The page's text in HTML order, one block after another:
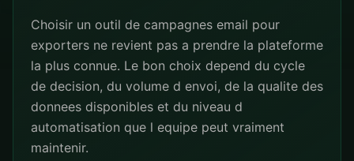
Choisir un outil de campagnes email pour
exporters ne revient pas a prendre la plateforme
la plus connue. Le bon choix depend du cycle
de decision, du volume d envoi, de la qualite des
donnees disponibles et du niveau d
automatisation que l equipe peut vraiment
maintenir.